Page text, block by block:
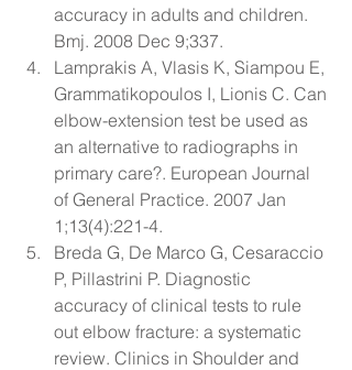
accuracy in adults and children.
Bmj. 2008 Dec 9;337.
Lamprakis A, Vlasis K, Siampou E,
Grammatikopoulos I, Lionis C. Can
elbow-extension test be used as
an alternative to radiographs in
primary care?. European Journal
of General Practice. 2007 Jan
1;13(4):221-4.
Breda G, De Marco G, Cesaraccio
P, Pillastrini P. Diagnostic
accuracy of clinical tests to rule
out elbow fracture: a systematic
review. Clinics in Shoulder and